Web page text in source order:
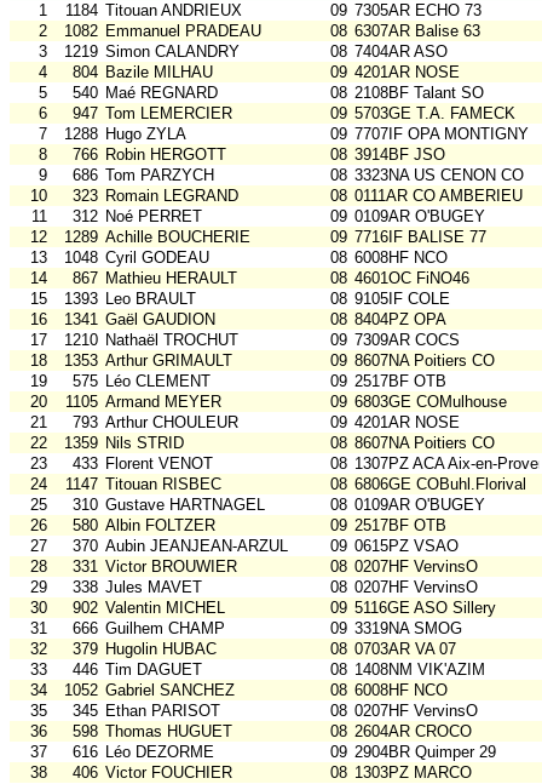
1
1184 Titouan ANDRIEUX 09 7305AR ECHO 73
2
1082 Emmanuel PRADEAU 08 6307AR Balise 63
3
1219 Simon CALANDRY 08 7404AR ASO
4
804 Bazile MILHAU 09 4201AR NOSE
5
540 Maé REGNARD 08 2108BF Talant SO
6
947 Tom LEMERCIER 09 5703GE T.A. FAMECK
7
1288 Hugo ZYLA 09 7707IF OPA MONTIGNY
8
766 Robin HERGOTT 08 3914BF JSO
9
686 Tom PARZYCH 08 3323NA US CENON CO
10
323 Romain LEGRAND 08 0111AR CO AMBERIEU
11
312 Noé PERRET 09 0109AR O'BUGEY
12
1289 Achille BOUCHERIE 09 7716IF BALISE 77
13
1048 Cyril GODEAU 08 6008HF NCO
14
867 Mathieu HERAULT 08 4601OC FiNO46
15
1393 Leo BRAULT 08 9105IF COLE
16
1341 Gaël GAUDION 08 8404PZ OPA
17
1210 Nathaël TROCHUT 09 7309AR COCS
18
1353 Arthur GRIMAULT 09 8607NA Poitiers CO
19
575 Léo CLEMENT 09 2517BF OTB
20
1105 Armand MEYER 09 6803GE COMulhouse
21
793 Arthur CHOULEUR 09 4201AR NOSE
22
1359 Nils STRID 08 8607NA Poitiers CO
23
433 Florent VENOT 08 1307PZ ACA Aix-en-
24
1147 Titouan RISBEC 08 6806GE COBuhl.Florival
25
310 Gustave HARTNAGEL 08 0109AR O'BUGEY
26
580 Albin FOLTZER 09 2517BF OTB
27
370 Aubin JEANJEAN-ARZUL 09 0615PZ VSAO
28
331 Victor BROUWIER 08 0207HF VervinsO
29
338 Jules MAVET 08 0207HF VervinsO
30
902 Valentin MICHEL 09 5116GE ASO Sillery
31
666 Guilhem CHAMP 09 3319NA SMOG
32
379 Hugolin HUBAC 08 0703AR VA 07
33
446 Tim DAGUET 08 1408NM VIK'AZIM
34
1052 Gabriel SANCHEZ 08 6008HF NCO
35
345 Ethan PARISOT 08 0207HF VervinsO
36
598 Thomas HUGUET 08 2604AR CROCO
37
616 Léo DEZORME 09 2904BR Quimper 29
38
406 Victor FOUCHIER 08 1303PZ MARCO